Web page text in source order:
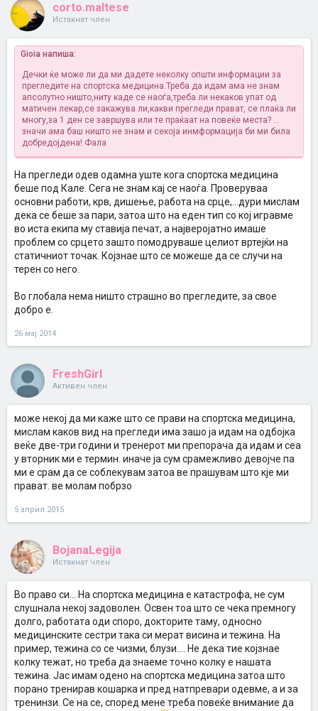
corto.maltese
Истакнат член
Gioia напиша:
Дечки ќе може ли да ми дадете неколку општи информации за
прегледите на спортска медицина.Треба да идам ама не знам
апсолутно ништо,ниту каде се наоѓа,треба ли некаков упат од
матичен лекар,се закажува ли,какви прегледи прават, се плаќа ли
многу,за 1 ден се завршува или те праќаат на повеќе места? ...
значи ама баш ништо не знам и секоја инмформација би ми била
добредојдена! Фала
На прегледи одев одамна уште кога спортска медицина
беше под Кале. Сега не знам кај се наоѓа. Проверуваа
основни работи, крв, дишење, работа на срце,...дури мислам
дека се беше за пари, затоа што на еден тип со кој игравме
во иста екипа му ставија печат, а најверојатно имаше
проблем со срцето зашто помодруваше целиот вртејќи на
статичниот точак. Којзнае што се можеше да се случи на
терен со него.
Во глобала нема ништо страшно во прегледите, за свое
добро е.
26 мај 2014
FreshGirl
Активен член
може некој да ми каже што се прави на спортска медицина,
мислам каков вид на прегледи има зашо ја идам на одбојка
веќе две-три години и тренерот ми препорача да идам и сеа
у вторник ми е термин. иначе ја сум срамежливо девојче па
ми е срам да се соблекувам затоа ве прашувам што кје ми
прават. ве молам побрзо
5 април 2015
BojanaLegija
Истакнат член
Во право си... На спортска медицина е катастрофа, не сум
слушнала некој задоволен. Освен тоа што се чека премногу
долго, работата оди споро, докторите таму, односно
медицинските сестри така си мерат висина и тежина. На
пример, тежина со се чизми, блузи.... Не дека тие којзнае
колку тежат, но треба да знаеме точно колку е нашата
тежина. Јас имам одено на спортска медицина затоа што
порано тренирав кошарка и пред натпревари одевме, а и за
тренинзи. Се на се, според мене треба повеќе внимание да